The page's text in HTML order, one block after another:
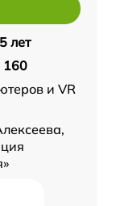
5 лет
160
и VR